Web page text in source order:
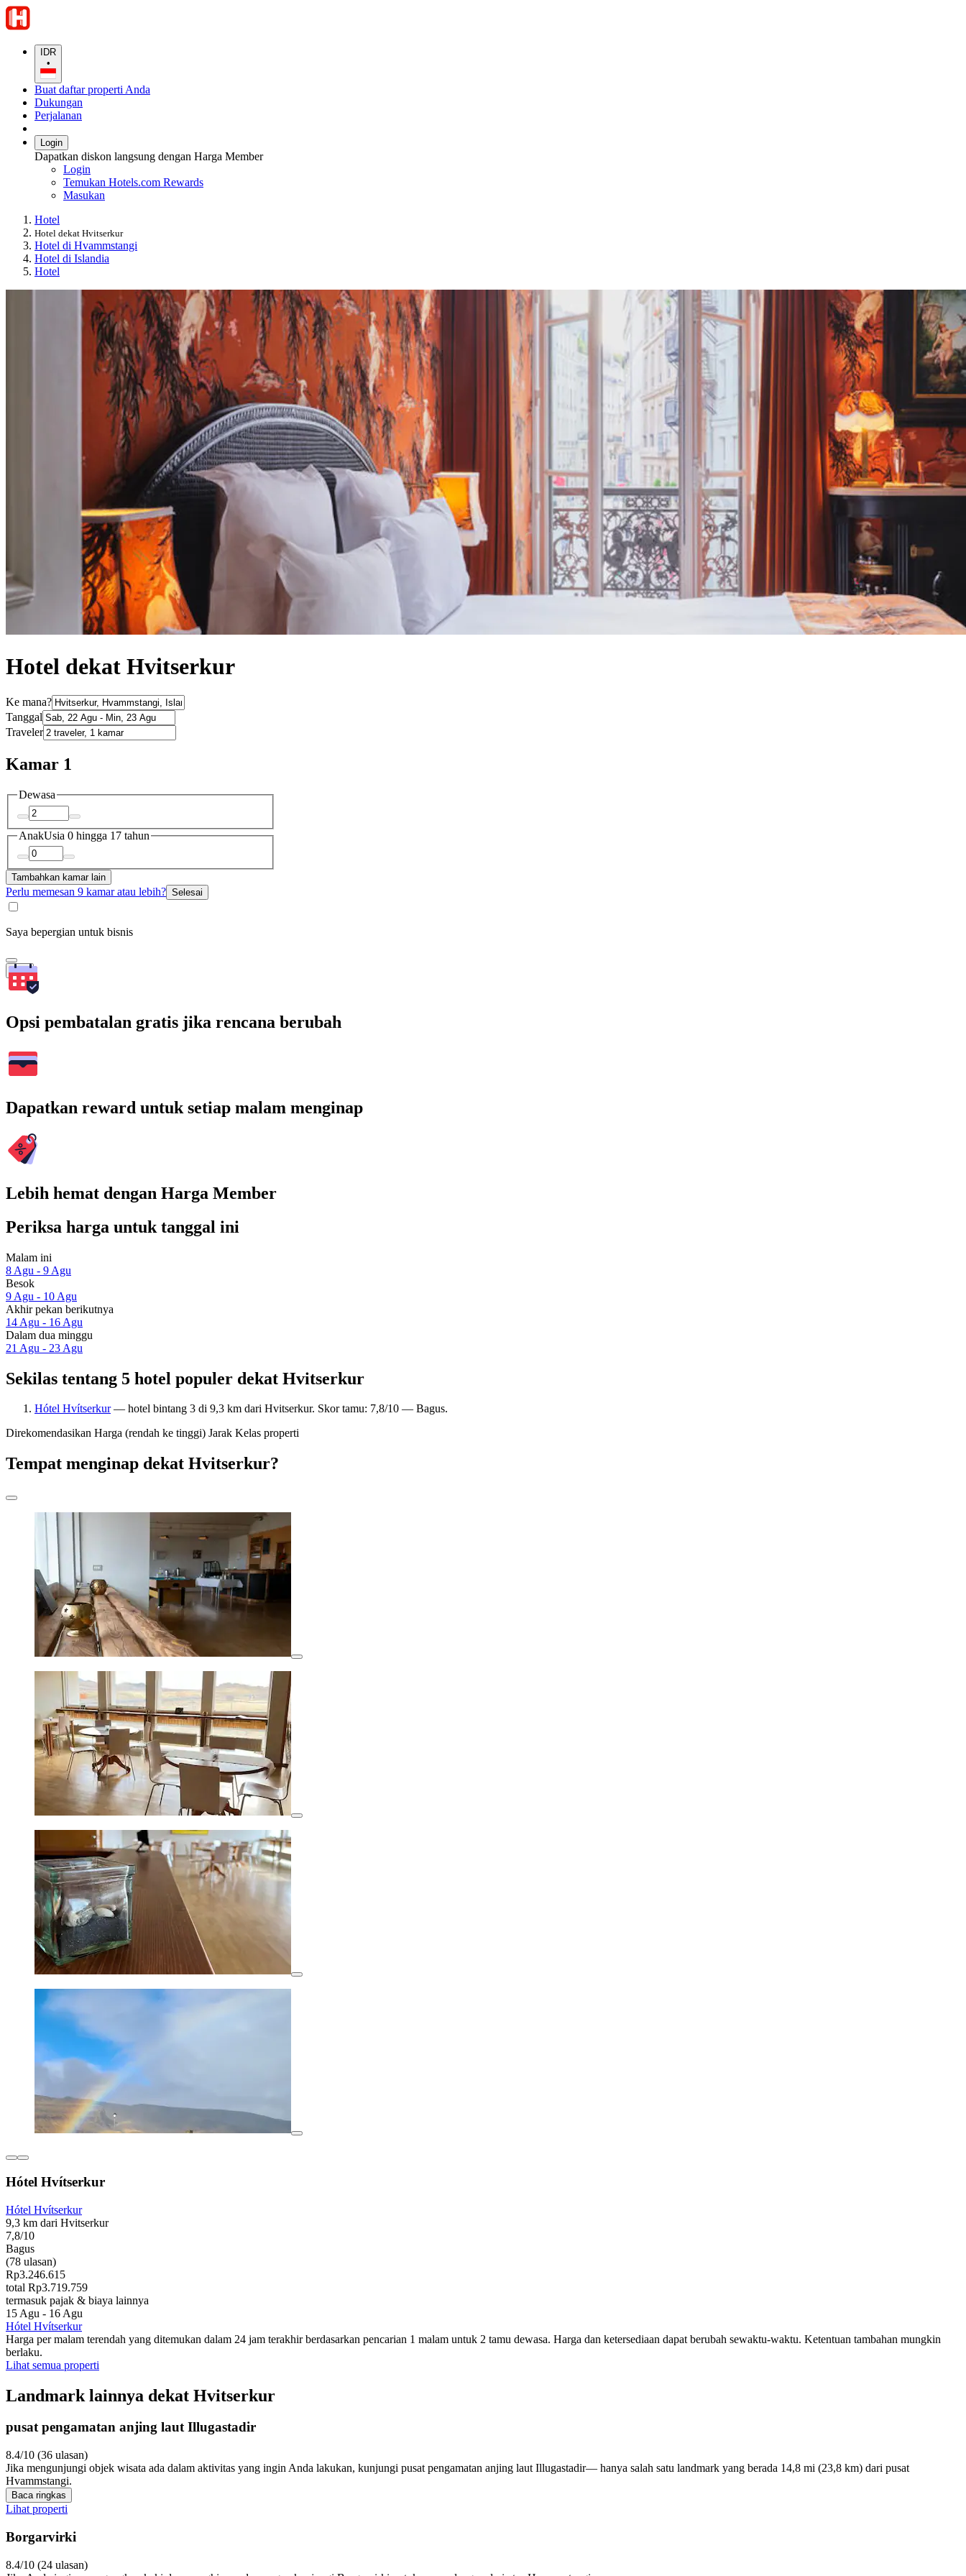
IDR
•
Buat daftar properti Anda
Dukungan
Perjalanan
Login
Dapatkan diskon langsung dengan Harga Member
Login
Temukan Hotels.com Rewards
Masukan
Hotel
Hotel dekat Hvitserkur
Hotel di Hvammstangi
Hotel di Islandia
Hotel
Hotel dekat Hvitserkur
Ke mana?
Tanggal
Traveler
Kamar 1
Dewasa
AnakUsia 0 hingga 17 tahun
Tambahkan kamar lain
Perlu memesan 9 kamar atau lebih? Selesai
Saya bepergian untuk bisnis
Cari
Opsi pembatalan gratis jika rencana berubah
Dapatkan reward untuk setiap malam menginap
Lebih hemat dengan Harga Member
Periksa harga untuk tanggal ini
Malam ini
8 Agu - 9 Agu
Besok
9 Agu - 10 Agu
Akhir pekan berikutnya
14 Agu - 16 Agu
Dalam dua minggu
21 Agu - 23 Agu
Sekilas tentang 5 hotel populer dekat Hvitserkur
Hótel Hvítserkur— hotel bintang 3 di 9,3 km dari Hvitserkur. Skor tamu: 7,8/10 — Bagus.
Direkomendasikan Harga (rendah ke tinggi) Jarak Kelas properti
Tempat menginap dekat Hvitserkur?
Hótel Hvítserkur
Hótel Hvítserkur
9,3 km dari Hvitserkur
7,8/10
Bagus
(78 ulasan)
Rp3.246.615
total Rp3.719.759
termasuk pajak & biaya lainnya
15 Agu - 16 Agu
Hótel Hvítserkur
Harga per malam terendah yang ditemukan dalam 24 jam terakhir berdasarkan pencarian 1 malam untuk 2 tamu dewasa. Harga dan ketersediaan dapat berubah sewaktu-waktu. Ketentuan tambahan mungkin
berlaku.
Lihat semua properti
Landmark lainnya dekat Hvitserkur
pusat pengamatan anjing laut Illugastadir
8.4/10 (36 ulasan)
Jika mengunjungi objek wisata ada dalam aktivitas yang ingin Anda lakukan, kunjungi pusat pengamatan anjing laut Illugastadir— hanya salah satu landmark yang berada 14,8 mi (23,8 km) dari pusat
Hvammstangi.
Baca ringkas
Lihat properti
Borgarvirki
8.4/10 (24 ulasan)